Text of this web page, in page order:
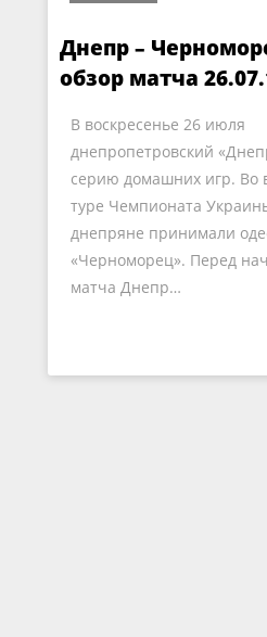
Днепр –
обзор матча
В воскресенье 26 июля
днепропетровский
серию домашних игр. Во
туре Чемпионата
днепряне принимали
«Черноморец». Перед
матча Днепр…